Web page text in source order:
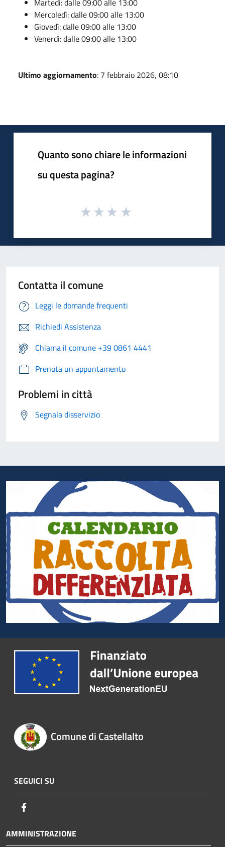
Mercoledì: dalle 09:00 alle 13:00
Giovedì: dalle 09:00 alle 13:00
Venerdì: dalle 09:00 alle 13:00
Ultimo aggiornamento: 7 febbraio 2026, 08:10
Quanto sono chiare le informazioni
su questa pagina?
Contatta il comune
Leggi le domande frequenti
Richiedi Assistenza
Chiama il comune +39 0861 4441
Prenota un appuntamento
Problemi in città
Segnala disservizio
Comune di Castellalto
SEGUICI SU
AMMINISTRAZIONE